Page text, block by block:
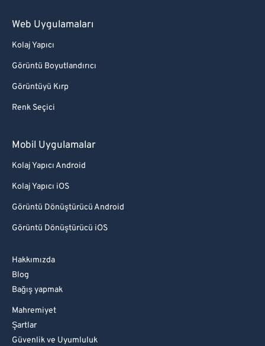
Web Uygulamaları
Kolaj Yapıcı
Görüntü Boyutlandırıcı
Görüntüyü Kırp
Renk Seçici
Mobil Uygulamalar
Kolaj Yapıcı Android
Kolaj Yapıcı iOS
Görüntü Dönüştürücü Android
Görüntü Dönüştürücü iOS
Hakkımızda
Blog
Bağış yapmak
Mahremiyet
Şartlar
Güvenlik ve Uyumluluk